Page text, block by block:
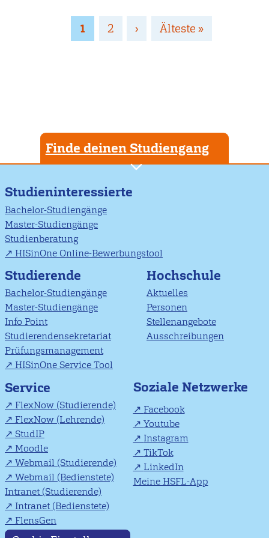
Seitennummerierung
Page
1 Page
2
Nächste
›
Letzte
Älteste »
Finde deinen Studiengang
Studieninteressierte
Bachelor-Studiengänge
Master-Studiengänge
Studienberatung
HISinOne Online-Bewerbungstool
Studierende
Bachelor-Studiengänge
Master-Studiengänge
Info Point
Studierendensekretariat
Prüfungsmanagement
HISinOne Service Tool
Hochschule
Aktuelles
Personen
Stellenangebote
Ausschreibungen
Service
FlexNow (Studierende)
FlexNow (Lehrende)
StudIP
Moodle
Webmail (Studierende)
Webmail (Bedienstete)
Intranet (Studierende)
Intranet (Bedienstete)
FlensGen
Soziale Netzwerke
Facebook
Youtube
Instagram
TikTok
LinkedIn
Meine HSFL-App